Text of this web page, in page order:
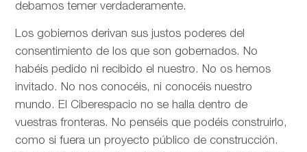
debamos temer verdaderamente.
Los gobiernos derivan sus justos poderes del
consentimiento de los que son gobernados. No
habéis pedido ni recibido el nuestro. No os hemos
invitado. No nos conocéis, ni conocéis nuestro
mundo. El Ciberespacio no se halla dentro de
vuestras fronteras. No penséis que podéis construirlo,
como si fuera un proyecto público de construcción.